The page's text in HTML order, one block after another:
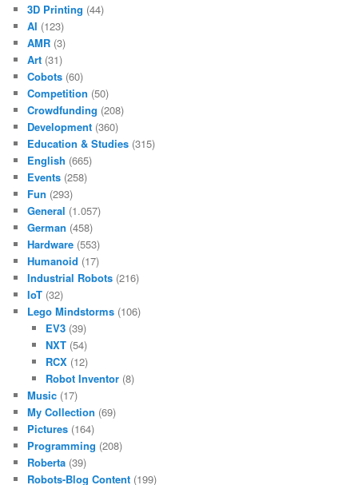
3D Printing (44)
AI (123)
AMR (3)
Art (31)
Cobots (60)
Competition (50)
Crowdfunding (208)
Development (360)
Education & Studies (315)
English (665)
Events (258)
Fun (293)
General (1.057)
German (458)
Hardware (553)
Humanoid (17)
Industrial Robots (216)
IoT (32)
Lego Mindstorms (106)
EV3(39)
NXT(54)
RCX(12)
Robot Inventor(8)
Music (17)
My Collection (69)
Pictures (164)
Programming (208)
Roberta (39)
Robots-Blog Content (199)